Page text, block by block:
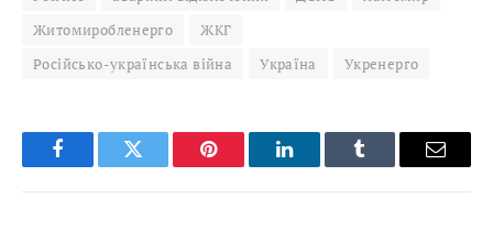
Житомиробленерго
ЖКГ
Російсько-українська війна
Україна Укренерго
FacebookTwitter Pinterest LinkedInTumblr Email